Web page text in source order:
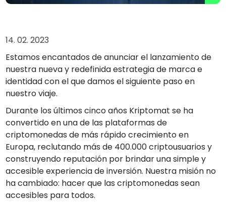
Encuentra tu estrategia cripto
Gana recompensas con tus criptomonedas
Bóveda
Ahorra criptomonedas para tu futuro
Compra recurrente
Inversiones programadas regularmente (DCA)
Alertas de precios
Actualizaciones de precios a tiempo real para tus tokens
Explorar activos
Descubre oportunidades de inversión
Análisis de cartera
Perspectiva inteligente para un rendimiento óptimo
14. 02. 2023
Estamos encantados de anunciar el lanzamiento de
nuestra nueva y redefinida estrategia de marca e
identidad con el que damos el siguiente paso en
nuestro viaje.
Durante los últimos cinco años Kriptomat se ha
convertido en una de las plataformas de
criptomonedas de más rápido crecimiento en
Europa, reclutando más de 400.000 criptousuarios y
construyendo reputación por brindar una simple y
accesible experiencia de inversión. Nuestra misión no
ha cambiado: hacer que las criptomonedas sean
accesibles para todos.